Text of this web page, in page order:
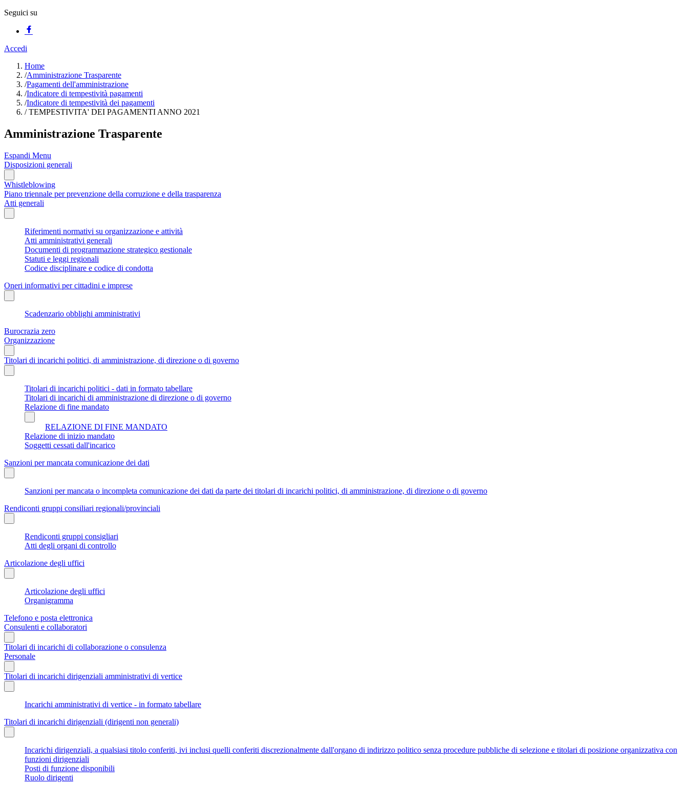
Seguici su
Accedi
Home
/Amministrazione Trasparente
/Pagamenti dell'amministrazione
/Indicatore di tempestività pagamenti
/Indicatore di tempestività dei pagamenti
/TEMPESTIVITA' DEI PAGAMENTI ANNO 2021
Amministrazione Trasparente
Espandi Menu
Disposizioni generali
Whistleblowing
Piano triennale per prevenzione della corruzione e della trasparenza
Atti generali
Riferimenti normativi su organizzazione e attività
Atti amministrativi generali
Documenti di programmazione strategico gestionale
Statuti e leggi regionali
Codice disciplinare e codice di condotta
Oneri informativi per cittadini e imprese
Scadenzario obblighi amministrativi
Burocrazia zero
Organizzazione
Titolari di incarichi politici, di amministrazione, di direzione o di governo
Titolari di incarichi politici - dati in formato tabellare
Titolari di incarichi di amministrazione di direzione o di governo
Relazione di fine mandato
RELAZIONE DI FINE MANDATO
Relazione di inizio mandato
Soggetti cessati dall'incarico
Sanzioni per mancata comunicazione dei dati
Sanzioni per mancata o incompleta comunicazione dei dati da parte dei titolari di incarichi politici, di amministrazione, di direzione o di governo
Rendiconti gruppi consiliari regionali/provinciali
Rendiconti gruppi consigliari
Atti degli organi di controllo
Articolazione degli uffici
Articolazione degli uffici
Organigramma
Telefono e posta elettronica
Consulenti e collaboratori
Titolari di incarichi di collaborazione o consulenza
Personale
Titolari di incarichi dirigenziali amministrativi di vertice
Incarichi amministrativi di vertice - in formato tabellare
Titolari di incarichi dirigenziali (dirigenti non generali)
Incarichi dirigenziali, a qualsiasi titolo conferiti, ivi inclusi quelli conferiti discrezionalmente dall'organo di indirizzo politico senza procedure pubbliche di selezione e titolari di posizione organizzativa con
funzioni dirigenziali
Posti di funzione disponibili
Ruolo dirigenti